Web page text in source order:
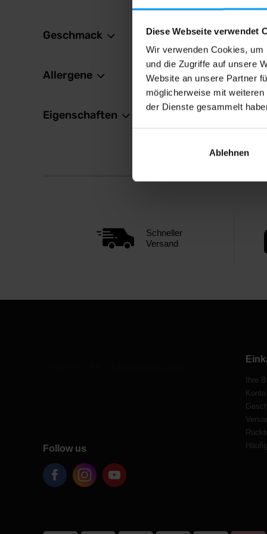
Diese Webseite verwendet
Wir verwenden Cookies,
und die Zugriffe auf unsere
Website an unsere Partner
möglicherweise mit
der Dienste gesammelt
Ablehnen
Geschmack
Allergene
Eigenschaften
Schneller
Versand
Follow us
Ihre